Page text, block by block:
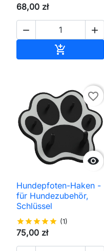
68,00 zł
 


favorite_border
Hundepfoten-Haken -
für Hundezubehör,
Schlüssel
starstarstarstarstar (1)
75,00 zł